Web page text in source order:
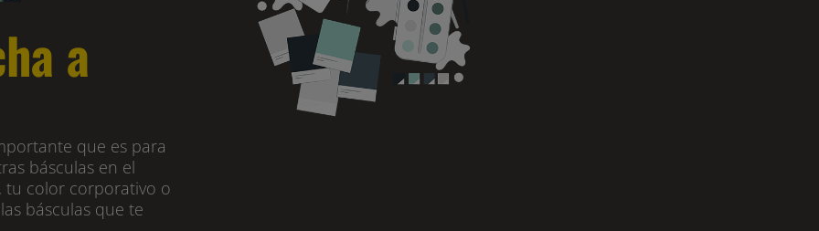
a
que es para
básculas en el
tu color corporativo o
básculas que te